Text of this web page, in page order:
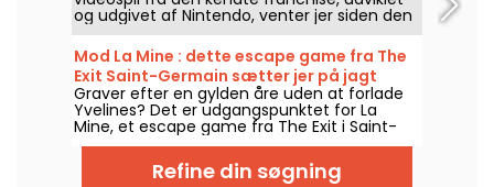
og udgivet af Nintendo, venter jer siden den
23. juli 2026 på Nintendo Switch 2. Et spin-off,
der åbner et nyt kapitel i serien, med et helt
nyt eventyr.
Mod La Mine : dette escape game fra The
Exit Saint-Germain sætter jer på jagt
efter en glemt skat
Graver efter en gylden åre uden at forlade
Yvelines? Det er udgangspunktet for La
Mine, et escape game fra The Exit i Saint-
Germain-en-Laye, hvor dit hold tager af
sted for at udforske en gammel mine.
Refine din søgning